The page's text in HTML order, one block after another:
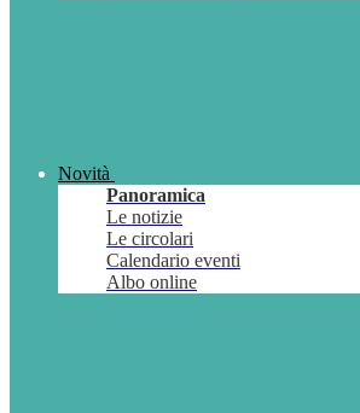
Novità
Panoramica
Le notizie
Le circolari
Calendario eventi
Albo online